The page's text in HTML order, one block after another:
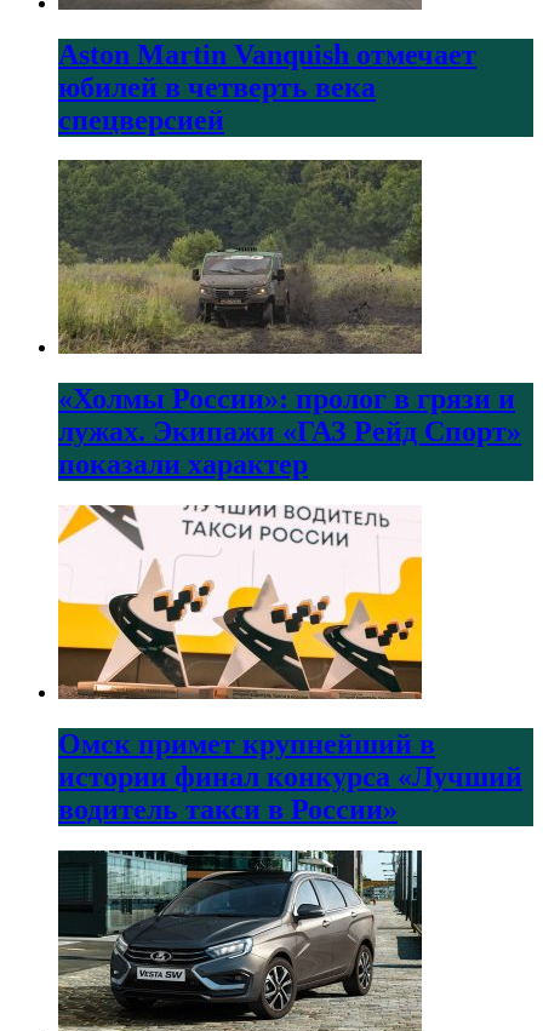
Aston Martin Vanquish отмечает
юбилей в четверть века
спецверсией
«Холмы России»: пролог в грязи и
лужах. Экипажи «ГАЗ Рейд Спорт»
показали характер
Омск примет крупнейший в
истории финал конкурса «Лучший
водитель такси в России»